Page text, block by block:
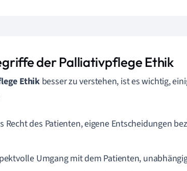
der Palliativpflege Ethik
Ethikbesser zu verstehen, ist es wichtig,
Recht des Patienten, eigene Entscheidungen
Umgang mit dem Patienten,